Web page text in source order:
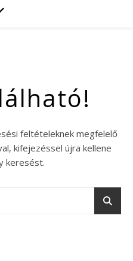
feltételeknek megfelelő
kifejezéssel újra kellene
keresést.